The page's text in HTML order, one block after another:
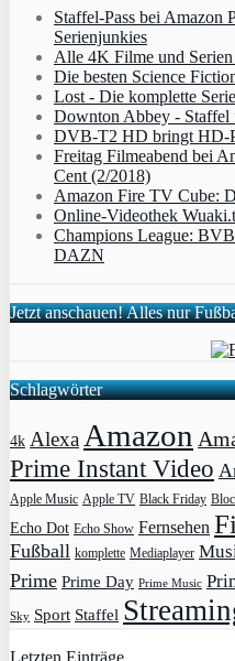
Staffel-Pass bei Amazon
Serienjunkies
Alle 4K Filme und
Die besten Science
Lost - Die komplette
Downton Abbey -
DVB-T2 HD bringt HD-
Freitag Filmeabend bei
Cent (2/2018)
Amazon Fire TV Cube:
Online-Videothek
Champions League:
DAZN
Jetzt anschauen! Alles nur
Schlagwörter
4k Alexa Amazon
Prime Instant Video
Apple Music Apple TV Black Friday
Echo Dot Echo Show Fernsehen
Fußball komplette Mediaplayer
Prime Prime Day Prime Music
Sky Sport Staffel